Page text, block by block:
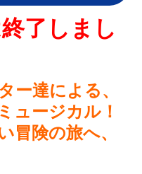
了しまし
ー達による、
ュージカル！
冒険の旅へ、